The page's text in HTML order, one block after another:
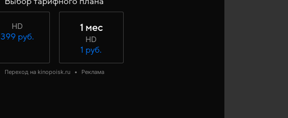
HD
399 руб.
1 мес
HD
1 руб.
Переход на kinopoisk.ru • Реклама